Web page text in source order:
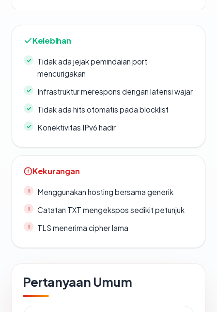
Kelebihan
Tidak ada jejak pemindaian port
mencurigakan
Infrastruktur merespons dengan latensi wajar
Tidak ada hits otomatis pada blocklist
Konektivitas IPv6 hadir
Kekurangan
Menggunakan hosting bersama generik
Catatan TXT mengekspos sedikit petunjuk
TLS menerima cipher lama
Pertanyaan Umum